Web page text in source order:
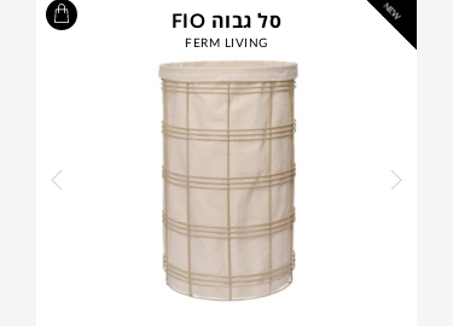
NEW סל גבוה FIO
FERM LIVING